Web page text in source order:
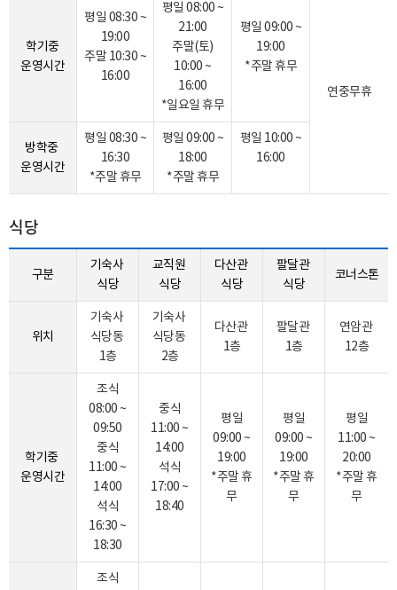
학기중
운영시간
평일 08:30 ~
19:00
주말 10:30 ~
16:00
평일 08:00 ~
21:00
주말(토)
10:00 ~
16:00
*일요일 휴무
평일 09:00 ~
19:00
*주말 휴무
연중무휴
방학중
운영시간
평일 08:30 ~
16:30
*주말 휴무
평일 09:00 ~
18:00
*주말 휴무
평일 10:00 ~
16:00
식당
구분
기숙사
식당
교직원
식당
다산관
식당
팔달관
식당
코너스톤
위치
기숙사
식당동
1층
기숙사
식당동
2층
다산관
1층
팔달관
1층
연암관
12층
학기중
운영시간
조식
08:00 ~
09:50
중식
11:00 ~
14:00
석식
16:30 ~
18:30
중식
11:00 ~
14:00
석식
17:00 ~
18:40
평일
09:00 ~
19:00
*주말 휴
무
평일
09:00 ~
19:00
*주말 휴
무
평일
11:00 ~
20:00
*주말 휴
무
조식